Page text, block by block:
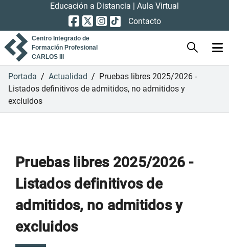
Educación a Distancia | Aula Virtual
Contacto
Centro Integrado de
Formación Profesional
CARLOS III
Portada / Actualidad / Pruebas libres 2025/2026 -
Listados definitivos de admitidos, no admitidos y
excluidos
Pruebas libres 2025/2026 -
Listados definitivos de
admitidos, no admitidos y
excluidos